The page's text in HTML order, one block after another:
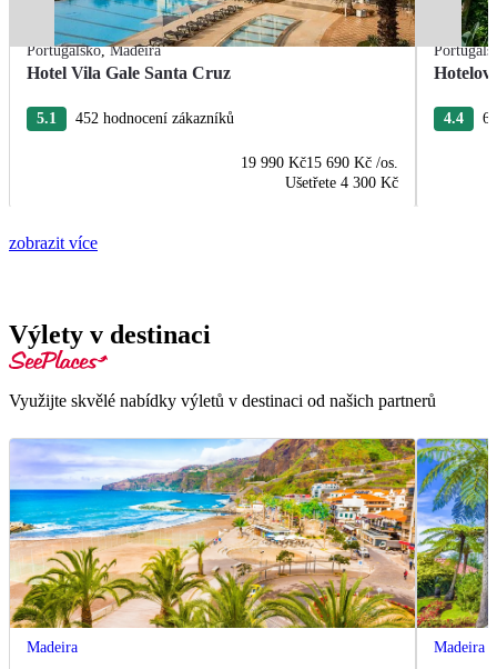
Portugalsko,Madeira
Hotel Vila Gale Santa Cruz
5.1 452 hodnocení zákazníků
19 990 Kč15 690 Kč /os.
Ušetřete 4 300 Kč
4.4
zobrazit více
Výlety v destinaci
Využijte skvělé nabídky výletů v destinaci od našich partnerů
Madeira Madeira